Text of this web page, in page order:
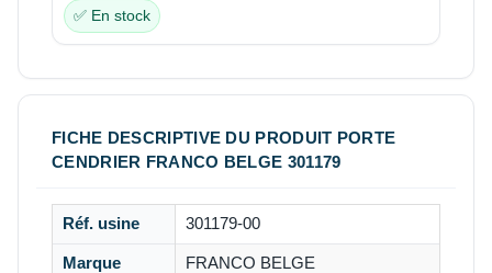
✅ En stock
FICHE DESCRIPTIVE DU PRODUIT PORTE
CENDRIER FRANCO BELGE 301179
Réf. usine 301179-00
Marque FRANCO BELGE